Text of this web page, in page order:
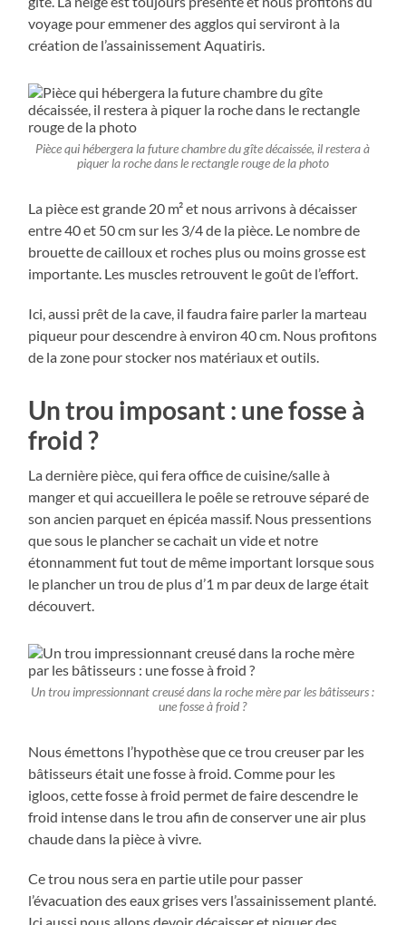
voyage pour emmener des agglos qui serviront à la
création de l’assainissement Aquatiris.
Pièce qui hébergera la future chambre du gîte décaissée, il restera à
piquer la roche dans le rectangle rouge de la photo
La pièce est grande 20 m² et nous arrivons à décaisser
entre 40 et 50 cm sur les 3/4 de la pièce. Le nombre de
brouette de cailloux et roches plus ou moins grosse est
importante. Les muscles retrouvent le goût de l’effort.
Ici, aussi prêt de la cave, il faudra faire parler la marteau
piqueur pour descendre à environ 40 cm. Nous profitons
de la zone pour stocker nos matériaux et outils.
Un trou imposant : une fosse à
froid ?
La dernière pièce, qui fera office de cuisine/salle à
manger et qui accueillera le poêle se retrouve séparé de
son ancien parquet en épicéa massif. Nous pressentions
que sous le plancher se cachait un vide et notre
étonnamment fut tout de même important lorsque sous
le plancher un trou de plus d’1 m par deux de large était
découvert.
Un trou impressionnant creusé dans la roche mère par les bâtisseurs :
une fosse à froid ?
Nous émettons l’hypothèse que ce trou creuser par les
bâtisseurs était une fosse à froid. Comme pour les
igloos, cette fosse à froid permet de faire descendre le
froid intense dans le trou afin de conserver une air plus
chaude dans la pièce à vivre.
Ce trou nous sera en partie utile pour passer
l’évacuation des eaux grises vers l’assainissement planté.